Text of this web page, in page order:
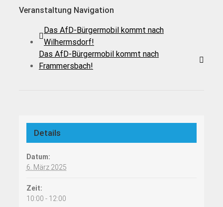
Veranstaltung Navigation
Das AfD-Bürgermobil kommt nach
Wilhermsdorf!
Das AfD-Bürgermobil kommt nach
Frammersbach!
Details
Datum:
6. März 2025
Zeit:
10:00 - 12:00